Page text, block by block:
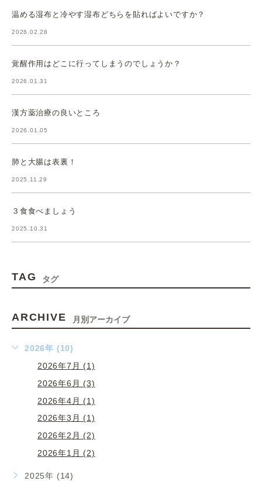
温める湿布と冷やす湿布どちらを貼ればよいですか？
2026.02.28
覚醒作用はどこに行ってしまうのでしょうか？
2026.01.31
漢方薬治療の良いところ
2026.01.05
肺と大腸は表裏！
2025.11.29
３食食べましょう
2025.10.31
TAG タグ
ARCHIVE 月別アーカイブ
2026年 (10)
2026年7月 (1)
2026年6月 (3)
2026年4月 (1)
2026年3月 (1)
2026年2月 (2)
2026年1月 (2)
2025年 (14)